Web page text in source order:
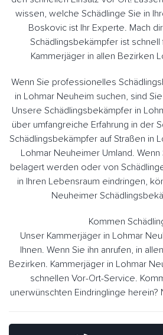
wissen, welche Schädlinge Sie in
Boskovic ist Ihr Experte. Mach
Schädlingsbekämpfer ist schnell
Kammerjäger in allen Bezirken
Wenn Sie professionelles
in Lohmar Neuheim suchen, sind
Unsere Schädlingsbekämpfer in
über umfangreiche Erfahrung in der
Schädlingsbekämpfer auf Straßen in
Lohmar Neuheimer Umland.
belagert werden oder von
in Ihren Lebensraum eindringen,
Neuheimer
Kommen
Unser Kammerjäger in Lohmar
Ihnen. Wenn Sie ihn anrufen, in
Bezirken. Kammerjäger in Lohmar
schnellen Vor-Ort-Service.
unerwünschten Eindringlinge herein?